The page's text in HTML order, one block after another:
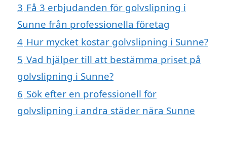
3 Få 3 erbjudanden för golvslipning i
Sunne från professionella företag
4 Hur mycket kostar golvslipning i Sunne?
5 Vad hjälper till att bestämma priset på
golvslipning i Sunne?
6 Sök efter en professionell för
golvslipning i andra städer nära Sunne